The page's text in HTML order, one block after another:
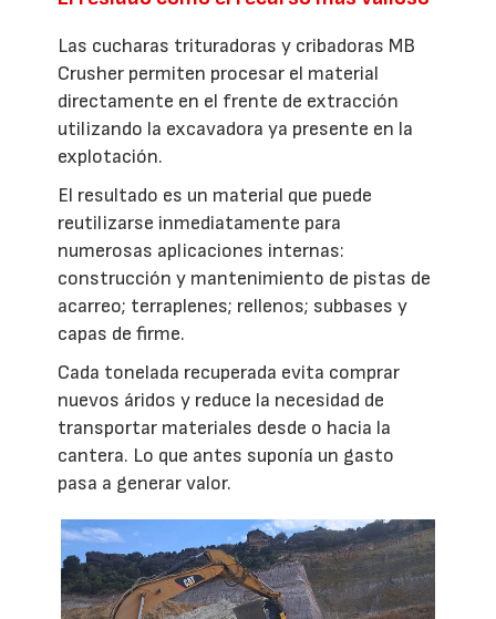
Las cucharas trituradoras y cribadoras MB
Crusher permiten procesar el material
directamente en el frente de extracción
utilizando la excavadora ya presente en la
explotación.
El resultado es un material que puede
reutilizarse inmediatamente para
numerosas aplicaciones internas:
construcción y mantenimiento de pistas de
acarreo; terraplenes; rellenos; subbases y
capas de firme.
Cada tonelada recuperada evita comprar
nuevos áridos y reduce la necesidad de
transportar materiales desde o hacia la
cantera. Lo que antes suponía un gasto
pasa a generar valor.